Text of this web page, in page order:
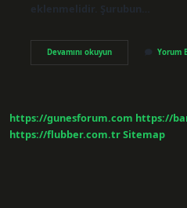
eklenmelidir. Şurubun…
Devamını okuyunBaklavanın
Çitir
Olmalı
Yorum
https://gunesforum.com https://
https://flubber.com.trSitemap